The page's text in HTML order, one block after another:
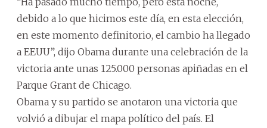
debido a lo que hicimos este día, en esta elección,
en este momento definitorio, el cambio ha llegado
a EEUU”, dijo Obama durante una celebración de la
victoria ante unas 125.000 personas apiñadas en el
Parque Grant de Chicago.
Obama y su partido se anotaron una victoria que
volvió a dibujar el mapa político del país. El